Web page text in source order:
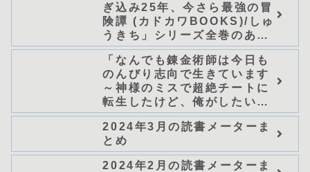
ぎ込み25年、今さら最強の冒
険譚 (カドカワBOOKS)/しゅ
うきち」シリーズ全巻のあら
すじ・感想
「なんでも錬金術師は今日も
のんびり志向で生きています
～神様のミスで超絶チートに
転生したけど、俺がしたいの
は冒険じゃなくてホワイト商
会の立上げです～（グラスト
ノベルス） (グラスト
NOVELS)/可換環」シリーズ
2024年3月の読書メーターま
とめ
2024年2月の読書メーターま